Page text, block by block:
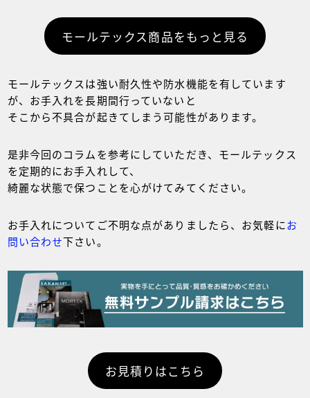
モールテックス商品をもっと見る
モールテックスは強い耐久性や防水機能を有しています
が、お手入れを長期間行っていないと
そこから不具合が起きてしまう可能性があります。
是非今回のコラムを参考にしていただき、モールテックス
を定期的にお手入れして、
綺麗な状態で保つことを心がけてみてください。
お手入れについてご不明な点がありましたら、お気軽にお
問い合わせ下さい。
お見積りはこちら